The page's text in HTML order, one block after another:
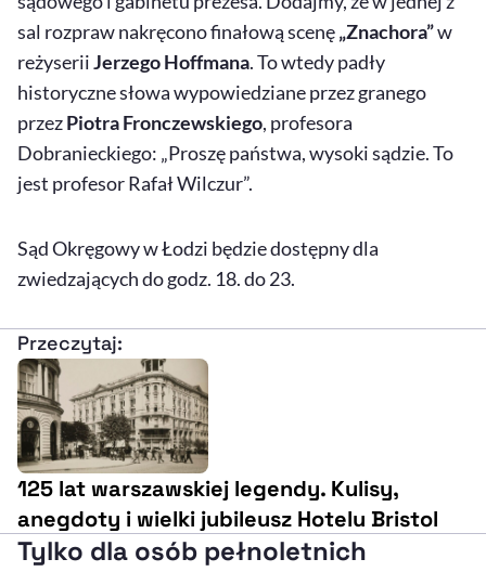
sal rozpraw nakręcono finałową scenę„Znachora”w
reżyseriiJerzego Hoffmana. To wtedy padły
historyczne słowa wypowiedziane przez granego
przezPiotra Fronczewskiego, profesora
Dobranieckiego: „Proszę państwa, wysoki sądzie. To
jest profesor Rafał Wilczur”.
Sąd Okręgowy w Łodzi będzie dostępny dla
zwiedzających do godz. 18. do 23.
Przeczytaj:
125 lat warszawskiej legendy. Kulisy,
anegdoty i wielki jubileusz Hotelu Bristol
Tylko dla osób pełnoletnich